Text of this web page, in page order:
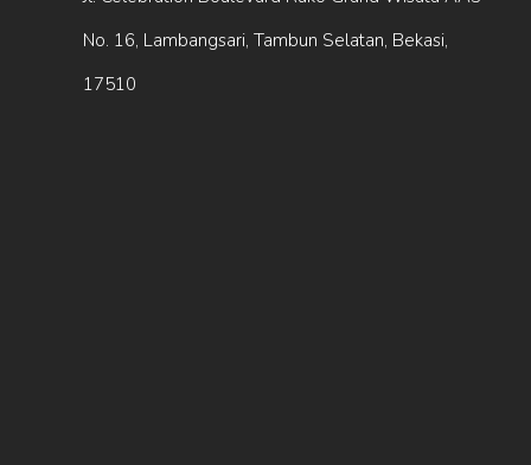
No. 16, Lambangsari, Tambun Selatan, Bekasi,
17510